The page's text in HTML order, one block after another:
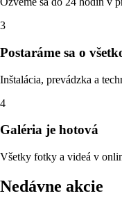
3
Postaráme sa o
Inštalácia, prevádzka a
4
Galéria je hotová
Všetky fotky a videá v
Nedávne akcie